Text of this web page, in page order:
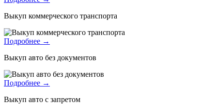
Выкуп коммерческого транспорта
Подробнее →
Выкуп авто без документов
Подробнее →
Выкуп авто с запретом